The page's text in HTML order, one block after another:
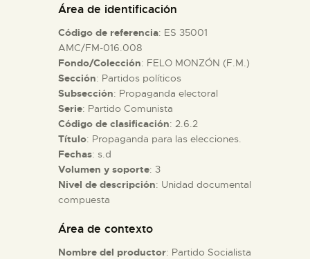
ACTIVIDADES
█
EL MUSEO
COLECCIONES
DIDÁCTICA
ESPAÑOL
Área de identificación
Código de referencia: ES 35001
AMC/FM-016.008
Fondo/Colección: FELO MONZÓN (F.M.)
Sección: Partidos políticos
Subsección: Propaganda electoral
Serie: Partido Comunista
Código de clasificación: 2.6.2
Título: Propaganda para las elecciones.
Fechas: s.d
Volumen y soporte: 3
Nivel de descripción: Unidad documental
compuesta
Área de contexto
Nombre del productor: Partido Socialista